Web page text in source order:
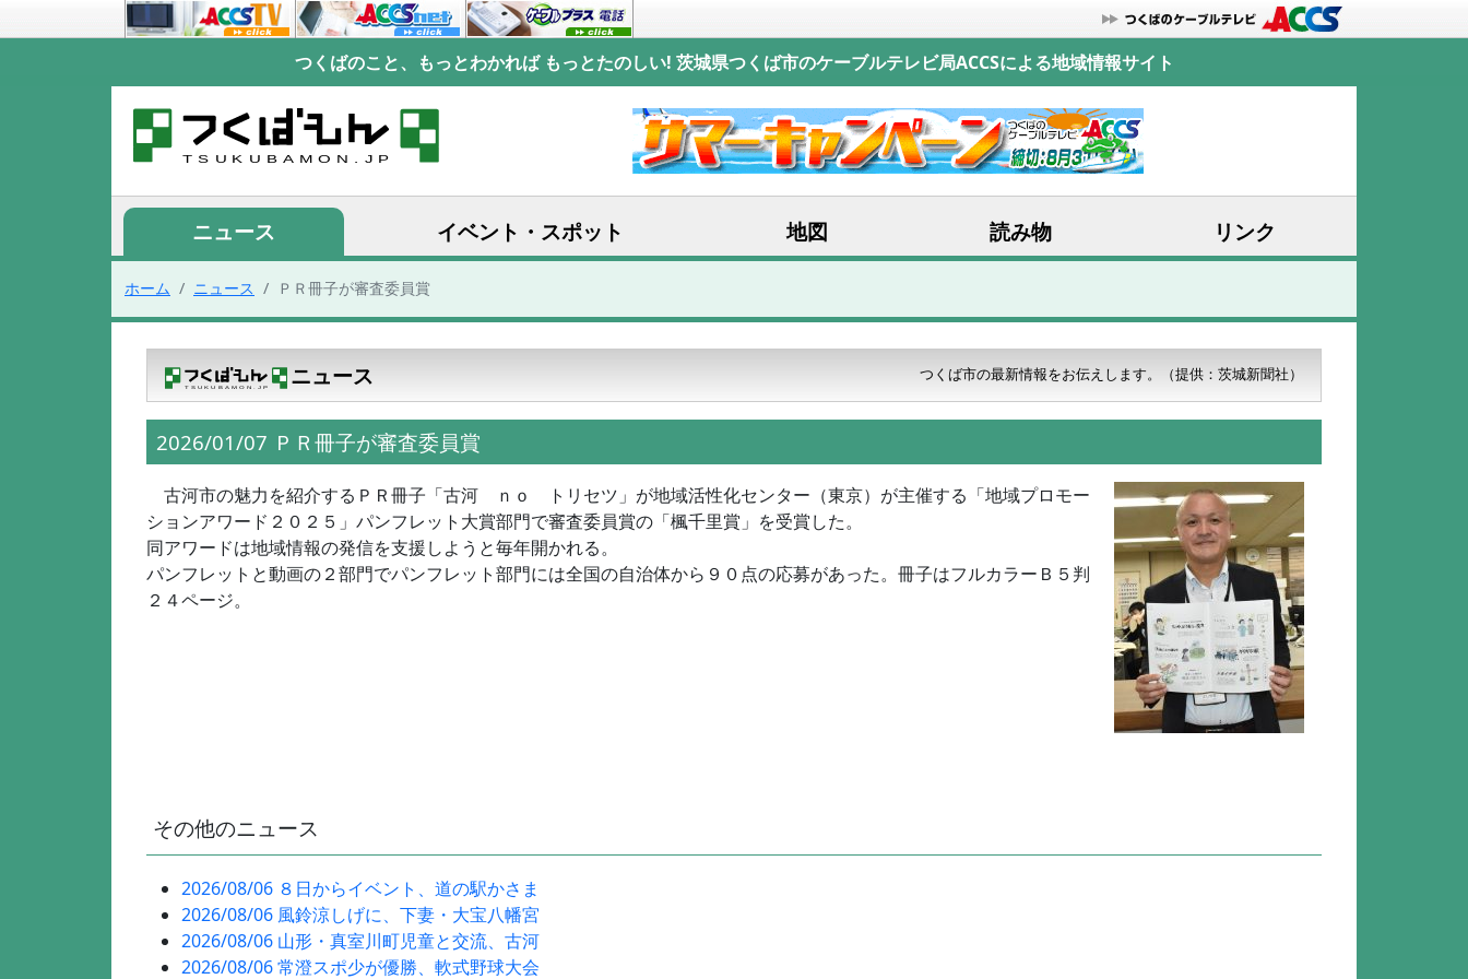
つくばのこと、もっとわかれば もっとたのしい! 茨城県つくば市のケーブルテレビ局ACCSによる地域情報サイト
ニュース イベント・スポット 地図 読み物 リンク
ホーム ニュース ＰＲ冊子が審査委員賞
ニュース つくば市の最新情報をお伝えします。 （提供：茨城新聞社）
2026/01/07 ＰＲ冊子が審査委員賞
古河市の魅力を紹介するＰＲ冊子「古河 ｎｏ トリセツ」が地域活性化センター（東京）が主催する「地域プロモー
ションアワード２０２５」パンフレット大賞部門で審査委員賞の「楓千里賞」を受賞した。
同アワードは地域情報の発信を支援しようと毎年開かれる。
パンフレットと動画の２部門でパンフレット部門には全国の自治体から９０点の応募があった。冊子はフルカラーＢ５判
２４ページ。
その他のニュース
2026/08/06 ８日からイベント、道の駅かさま
2026/08/06 風鈴涼しげに、下妻・大宝八幡宮
2026/08/06 山形・真室川町児童と交流、古河
2026/08/06 常澄スポ少が優勝、軟式野球大会